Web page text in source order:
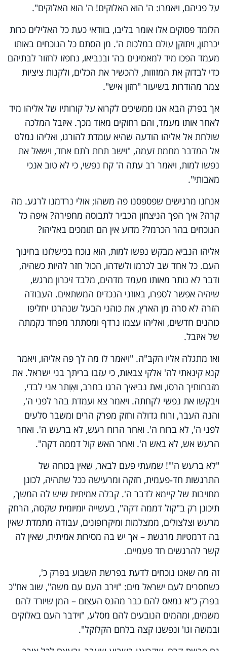
על פניהם, ויאמרו: ה' הוא האלוקים! ה' הוא האלוקים".
הלומד פסוקים אלו אומר בליבו, בוודאי כעת כל האלילים כרות
יכרתון, ויתוקן עולם במלכות ה'. מן הסתם כל הנוכחים באותו
מעמד הפכו מיד למאמינים בה' ובנביאו, נחפזו לחזור לבתיהם
כדי לבדוק את המזוזות, להכשיר את הכלים, ולקנות ציציות
צמר מהודרות בשיעור "חזון איש".
אך בפרק הבא אנו ממשיכים לקרוא על קורותיו של אליהו מיד
לאחר אותו מעמד, והם רחוקים מאוד מכך. איזבל המלכה
שולחת אל אליהו הודעה שהיא עומדת להורגו, ואליהו נמלט
אל המדבר מחמת זעמה, "וישב תחת רֹתם אחד, וישאל את
נפשו למות, ויאמר רב עתה ה' קח נפשי, כי לא טוב אנכי
מאבותי".
אנחנו מרגישים שפספסנו פה משהו; אולי נרדמנו לרגע. מה
קרה? איך הפך הניצחון הכביר לתבוסה מחפירה? איפה כל
הנוכחים בהר הכרמל? מדוע אין הם תומכים באליהו?
אליהו הנביא מבקש נפשו למות, הוא נוכח בכישלונו בחינוך
העם. כל אחד שב לכרמו ולשדהו, הכול חזר להיות כשהיה,
ודבר לא נותר מאותו מעמד מדהים, מלבד זיכרון מרגש,
שיהיה אפשר לספרו, באוזני הנכדים המשתאים. העבודה
הזרה לא סרה מן הארץ, את כוהני הבעל שנהרגו יחליפו
כוהנים חדשים, ואליהו עצמו נרדף ומסתתר מפחד נקמתה
של איזבל.
ואז מתגלה אליו הקב"ה. "ויאמר לו מה לך פה אליהו, ויאמר
קנא קינאתי לה' אלקי צבאות, כי עזבו בריתך בני ישראל. את
מזבחותיך הרסו, ואת נביאיך הרגו בחרב, ואִוָתר אני לבדי,
ויבקשו את נפשי לקחתה. ויאמר צא ועמדת בהר לפני ה',
והנה העבר, ורוח גדולה וחזק מפרק הרים ומשבר סלעים
לפני ה', לא ברוח ה'. ואחר הרוח רעש, לא ברעש ה'. ואחר
הרעש אש, לא באש ה'. ואחר האש קול דממה דקה".
"לא ברעש ה'"! שמעתי פעם לבאר, שאין בכוחה של
התרגשות חד‑פעמית, חזקה ומרעישה ככל שתהיה, לכונן
מחויבות של קיימא לדבר ה'. קבלה אמיתית שיש לה המשך,
תיכונן רק ב"קול דממה דקה", בעשייה יומיומית שקטה, הרחק
מרעש וצלצולים, ממצלמות ומיקרופונים, עבודה מתמדת שאין
בה דרמטיות מרגשת – אך יש בה מסירות אמיתית, שאין לה
קשר להרגשים חד פעמיים.
זה מה שאנו נוכחים לדעת בפרשת השבוע בפרק כ',
כשחסרים לעם ישראל מים: "וירב העם עם משה", שוב אח"כ
בפרק כ"א נמאס להם כבר מהנס העצום – המן שיורד להם
משמים, ומהמים הנובעים להם מסלע, "וידבר העם באלוקים
ובמשה וגו' ונפשנו קצה בלחם הקלוקל".